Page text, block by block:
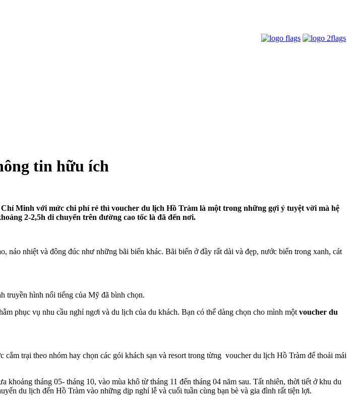
tin hữu ích
Minh với mức chi phí rẻ thì voucher du lịch Hồ Tràm là một trong những gợi ý tuyệt vời mà hệ
2-2,5h di chuyển trên đường cao tốc là đã đến nơi.
nhiệt và đông đúc như những bãi biển khác. Bãi biển ở đầy rất dài và đẹp, nước biển trong xanh, cát
truyền hình nổi tiếng của Mỹ đã bình chọn.
phục vụ nhu cầu nghỉ ngơi và du lịch của du khách. Bạn có thể dàng chọn cho mình một voucher du
trại theo nhóm hay chọn các gói khách sạn và resort trong từng voucher du lịch Hồ Tràm để thoải mái
tháng 05- tháng 10, vào mùa khô từ tháng 11 đến tháng 04 năm sau. Tất nhiên, thời tiết ở khu du
du lịch đến Hồ Tràm vào những dịp nghỉ lễ và cuối tuần cùng bạn bè và gia đình rất tiện lợi.